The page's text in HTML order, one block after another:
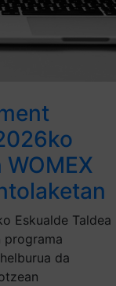
Eskualde Taldea
programa
da